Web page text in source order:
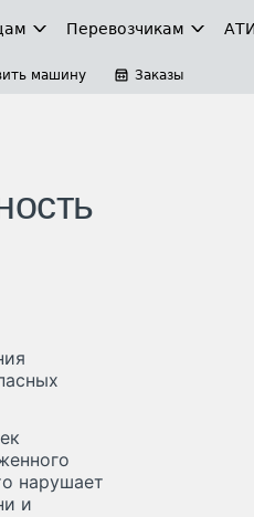
Перевозчикам
машину Заказы
нарушает
и